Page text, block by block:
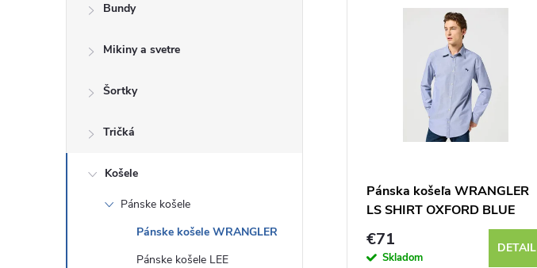
Bundy
Mikiny a svetre
Šortky
Tričká
Košele
Pánske košele
Pánske košele WRANGLER
Pánske košele LEE
LS SHIRT WHITE OXFORD
112350485
€71
Skladom
Pánska košeľa WRANGLER
LS SHIRT OXFORD BLUE
112350481
€71
Skladom
DETAIL